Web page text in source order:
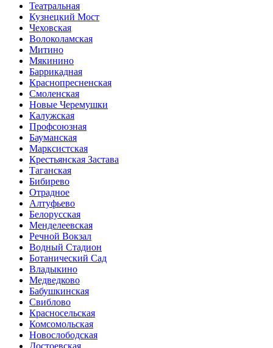
Театральная
Кузнецкий Мост
Чеховская
Волоколамская
Митино
Мякинино
Баррикадная
Краснопресненская
Смоленская
Новые Черемушки
Калужская
Профсоюзная
Бауманская
Марксистская
Крестьянская Застава
Таганская
Бибирево
Отрадное
Алтуфьево
Белорусская
Менделеевская
Речной Вокзал
Водный Стадион
Ботанический Сад
Владыкино
Медведково
Бабушкинская
Свиблово
Красносельская
Комсомольская
Новослободская
Достоевская